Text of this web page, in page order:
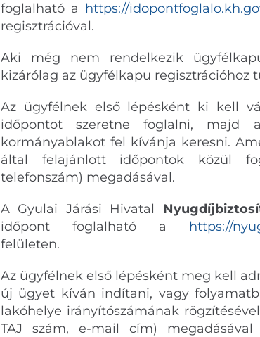
foglalható a https://
regisztrációval.
Aki még nem rendelkezik
kizárólag az ügyfélkapu regisztrációhoz
Az ügyfélnek első lépésként ki kell
időpontot szeretne foglalni, majd
kormányablakot fel kívánja keresni.
által felajánlott időpontok közül
telefonszám) megadásával.
A Gyulai Járási Hivatal
időpont foglalható a https://
felületen.
Az ügyfélnek első lépésként meg kell
új ügyet kíván indítani, vagy
lakóhelye irányítószámának
TAJ szám, e-mail cím)